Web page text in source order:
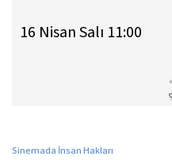
16 Nisan Salı 11:00
Sinemada İnsan Hakları